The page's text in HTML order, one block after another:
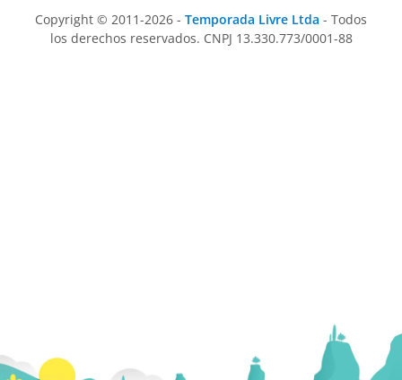
Copyright © 2011-2026 - Temporada Livre Ltda - Todos
los derechos reservados. CNPJ 13.330.773/0001-88